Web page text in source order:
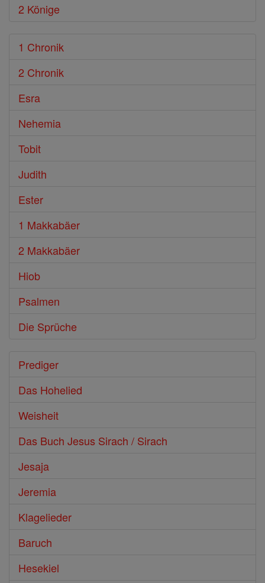
2 Könige
1 Chronik
2 Chronik
Esra
Nehemia
Tobit
Judith
Ester
1 Makkabäer
2 Makkabäer
Hiob
Psalmen
Die Sprüche
Prediger
Das Hohelied
Weisheit
Das Buch Jesus Sirach / Sirach
Jesaja
Jeremia
Klagelieder
Baruch
Hesekiel